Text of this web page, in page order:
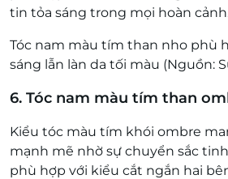
tin tỏa sáng trong mọi hoàn
Tóc nam màu tím than nho phù
sáng lẫn làn da tối màu (Nguồn:
6. Tóc nam màu tím than
Kiểu tóc màu tím khói ombre
mạnh mẽ nhờ sự chuyển sắc
phù hợp với kiểu cắt ngắn hai